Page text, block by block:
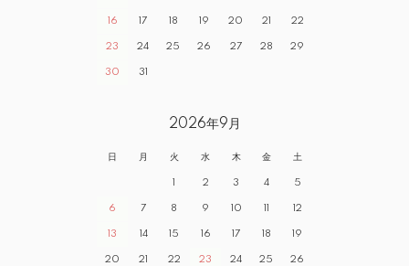
16 17 18 19 20 21 22
23 24 25 26 27 28 29
30 31
2026年9月
日 月 火 水 木 金 土
1 2 3 4 5
6 7 8 9 10 11 12
13 14 15 16 17 18 19
20 21 22 23 24 25 26